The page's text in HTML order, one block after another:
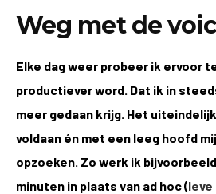
Weg met de
Elke dag weer probeer ik ervoor
productiever word. Dat ik in
meer gedaan krijg. Het
voldaan én met een leeg hoofd
opzoeken. Zo werk ik
minuten in plaats van ad hoc (leve